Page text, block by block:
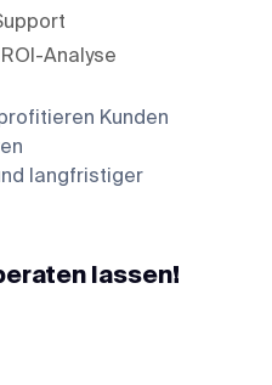
Analyse
Kunden
langfristiger
lassen!